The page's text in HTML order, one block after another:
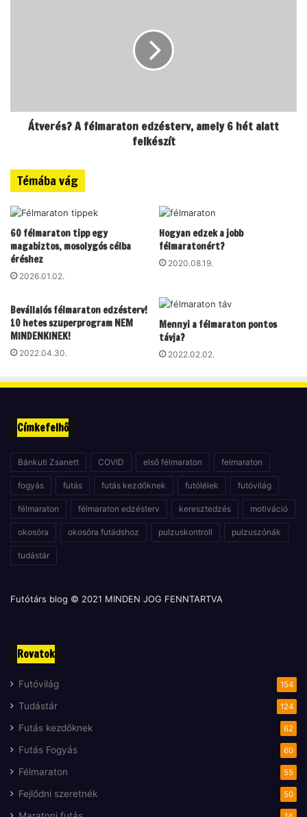
Átverés? A félmaraton edzésterv, amely 6 hét alatt
felkészít
Témába vág
60 félmaraton tipp egy
magabiztos, mosolygós célba
éréshez
2026.01.02.
Hogyan edzek a jobb
félmaratonért?
2020.08.19.
Bevállalós félmaraton edzésterv!
10 hetes szuperprogram NEM
MINDENKINEK!
2022.04.30.
Mennyi a félmaraton pontos
távja?
2022.02.02.
Címkefelhő
Bánkuti Zsanett COVID első félmaraton felmaraton
fogyás futás futás kezdőknek futólélek futóvilág
félmaraton félmaraton edzésterv keresztedzés motiváció
okosóra okosóra futádshoz pulzuskontroll pulzuszónák
tudástár
Futótárs blog © 2021 MINDEN JOG FENNTARTVA
Rovatok
Futóvilág 154
Tudástár 124
Futás kezdőknek 62
Futás Fogyás 60
Félmaraton 55
Fejlődni szeretnék 50